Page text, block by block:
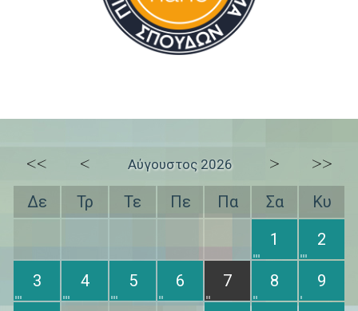
<< < Αύγουστος 2026 > >>
Δε Τρ Τε Πε Πα Σα
Κυ
1
2
3 4 5 6 7 8 9